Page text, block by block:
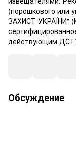
(порошкового или
ЗАХИСТ УКРАЇНИ"
действующим
Обсуждение